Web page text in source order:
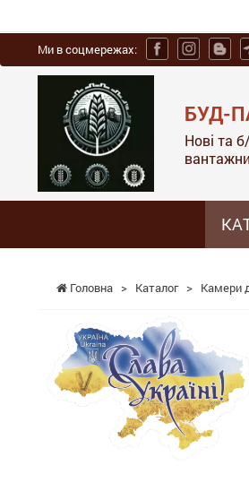
Ми в соцмережах:
БУД-
Нові та
Головна > Каталог > Камери